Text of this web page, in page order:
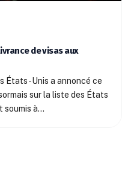
de visas aux
États-Unis a annoncé ce
sur la liste des États
soumis à…